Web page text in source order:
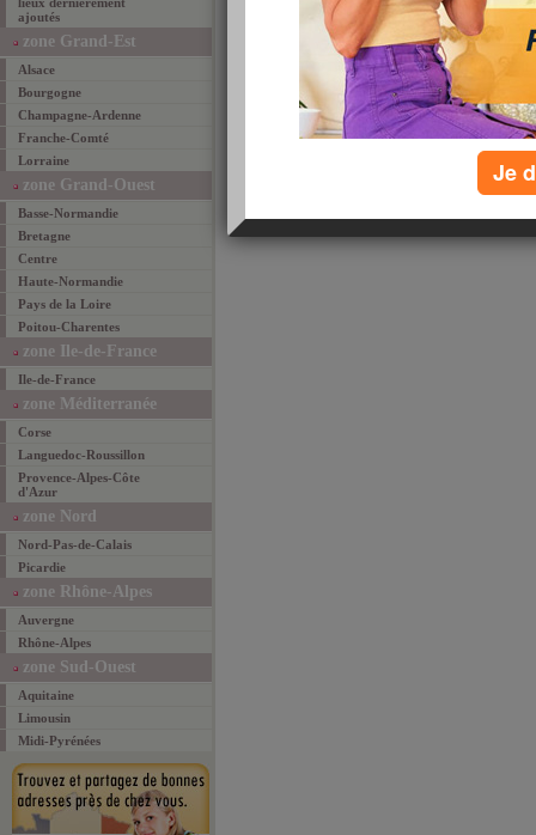
ajoutés
zone Grand-Est
Alsace
Bourgogne
Champagne-Ardenne
Franche-Comté
Lorraine
zone Grand-Ouest
Basse-Normandie
Bretagne
Centre
Haute-Normandie
Pays de la Loire
Poitou-Charentes
zone Ile-de-France
Ile-de-France
zone Méditerranée
Corse
Languedoc-Roussillon
Provence-Alpes-Côte
d'Azur
zone Nord
Nord-Pas-de-Calais
Picardie
zone Rhône-Alpes
Auvergne
Rhône-Alpes
zone Sud-Ouest
Aquitaine
Limousin
Midi-Pyrénées
favoris
Je